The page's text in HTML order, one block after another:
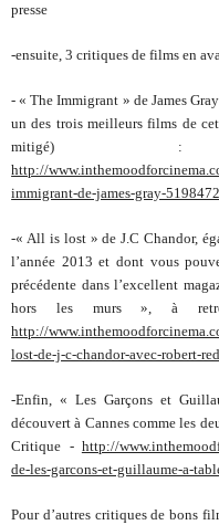
presse
-ensuite, 3 critiques de films en
- « The Immigrant » de James
un des trois meilleurs films de
mitigé)
http://
immigrant-de-james-gray-
-« All is lost » de J.C Chandor,
l’année 2013 et dont vous
précédente dans l’excellent
hors les murs », à
http://
lost-de-j-c-chandor-avec-robert-
-Enfin, « Les Garçons et
découvert à Cannes comme les
Critique - http://
de-les-garcons-et-guillaume-a-
Pour d’autres critiques de bons